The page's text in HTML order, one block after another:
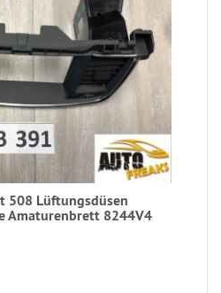
508 Lüftungsdüsen
Amaturenbrett 8244V4